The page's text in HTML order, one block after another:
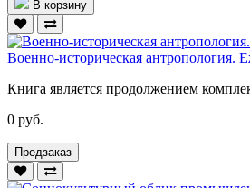
В корзину
Военно-историческая антропология.
Книга является продолжением
0 руб.
Предзаказ